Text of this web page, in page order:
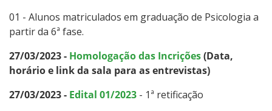
01 - Alunos matriculados em graduação de Psicologia a
partir da 6ª fase.
27/03/2023 - Homologação das Incrições(Data,
horário e link da sala para as entrevistas)
27/03/2023 - Edital 01/2023 - 1ª retificação